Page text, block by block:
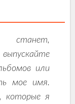
или
мое имя.
которые я